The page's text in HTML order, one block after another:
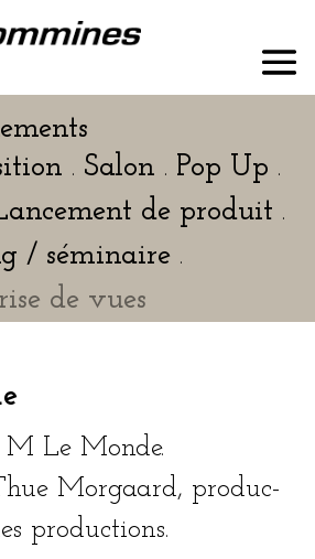
. Salon . Pop Up .
de pro­duit .
/ sémi­naire .
de vues
Le Monde.
Morgaard, pro­duc­
productions.